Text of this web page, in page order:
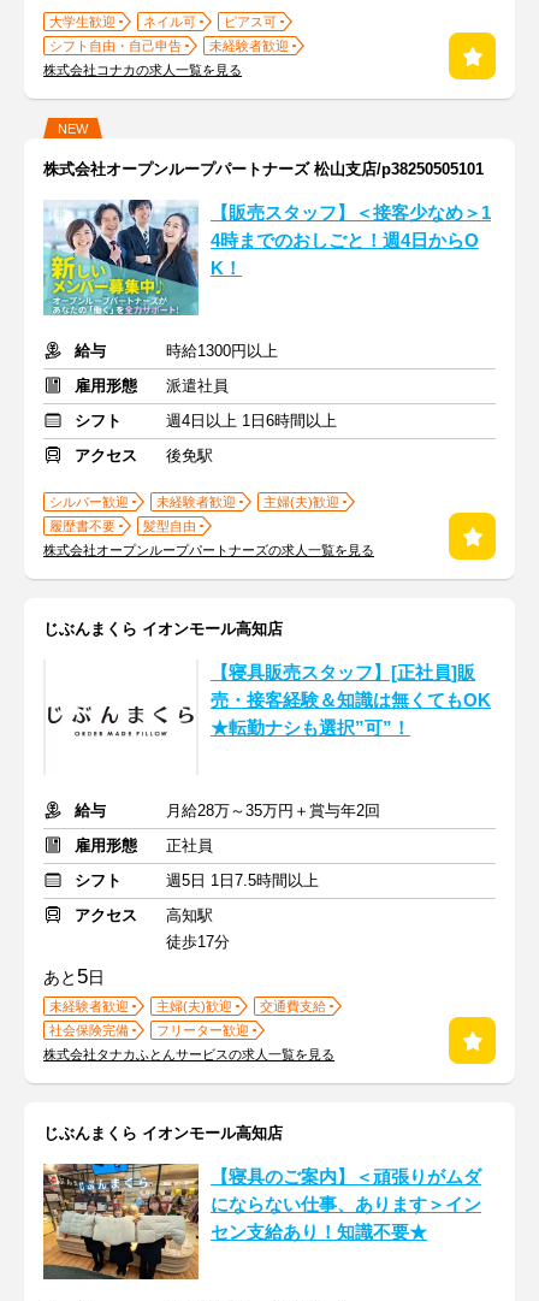
大学生歓迎 ネイル可
ピアス可
シフト自由・自己申告
未経験者歓迎
株式会社コナカの求人一覧を見る
NEW
株式会社オープンループパートナーズ 松山支店/p38250505101
【販売スタッフ】＜接客少なめ＞1
4時までのおしごと！週4日からO
K！
給与
時給1300円以上
雇用形態
派遣社員
シフト
週4日以上 1日6時間以上
アクセス
後免駅
シルバー歓迎 未経験者歓迎
主婦(夫)歓迎
履歴書不要
髪型自由
株式会社オープンループパートナーズの求人一覧を見る
じぶんまくら イオンモール高知店
【寝具販売スタッフ】[正社員]販
売・接客経験＆知識は無くてもOK
★転勤ナシも選択”可”！
給与
月給28万～35万円＋賞与年2回
雇用形態
正社員
シフト
週5日 1日7.5時間以上
アクセス
高知駅
徒歩17分
あと 5日
未経験者歓迎 主婦(夫)歓迎
交通費支給
社会保険完備
フリーター歓迎
株式会社タナカふとんサービスの求人一覧を見る
じぶんまくら イオンモール高知店
【寝具のご案内】＜頑張りがムダ
にならない仕事、あります＞イン
セン支給あり！知識不要★